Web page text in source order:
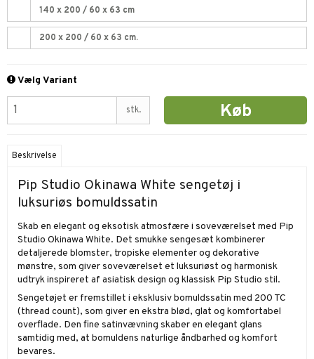
140 x 200 / 60 x 63 cm
200 x 200 / 60 x 63 cm.
Vælg Variant
stk. Køb
Beskrivelse
Pip Studio Okinawa White sengetøj i
luksuriøs bomuldssatin
Skab en elegant og eksotisk atmosfære i soveværelset med Pip
Studio Okinawa White. Det smukke sengesæt kombinerer
detaljerede blomster, tropiske elementer og dekorative
mønstre, som giver soveværelset et luksuriøst og harmonisk
udtryk inspireret af asiatisk design og klassisk Pip Studio stil.
Sengetøjet er fremstillet i eksklusiv bomuldssatin med 200 TC
(thread count), som giver en ekstra blød, glat og komfortabel
overflade. Den fine satinvævning skaber en elegant glans
samtidig med, at bomuldens naturlige åndbarhed og komfort
bevares.